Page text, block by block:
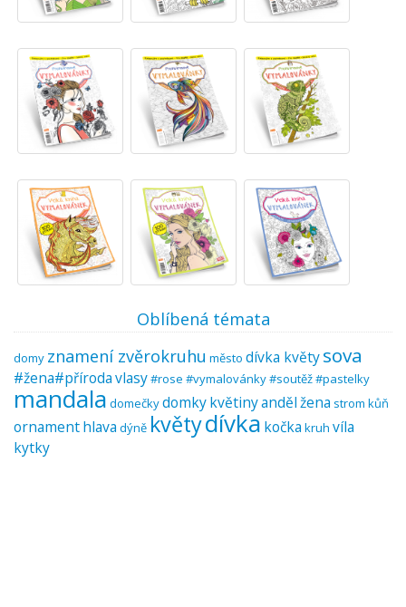
Oblíbená témata
domy znamení zvěrokruhu město dívka květysova
#žena#přírodavlasy#rose #vymalovánky #soutěž #pastelky
mandala domečkydomkykvětinyandělžena strom kůň
ornamenthlava dýně květydívka kočka kruh víla
kytky